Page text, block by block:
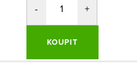
KOUPIT